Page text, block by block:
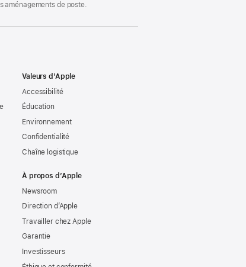
aménagements de poste.
Valeurs d’Apple
Accessibilité
Éducation
Environnement
Confidentialité
Chaîne logistique
À propos d’Apple
Newsroom
Direction d’Apple
Travailler chez Apple
Garantie
Investisseurs